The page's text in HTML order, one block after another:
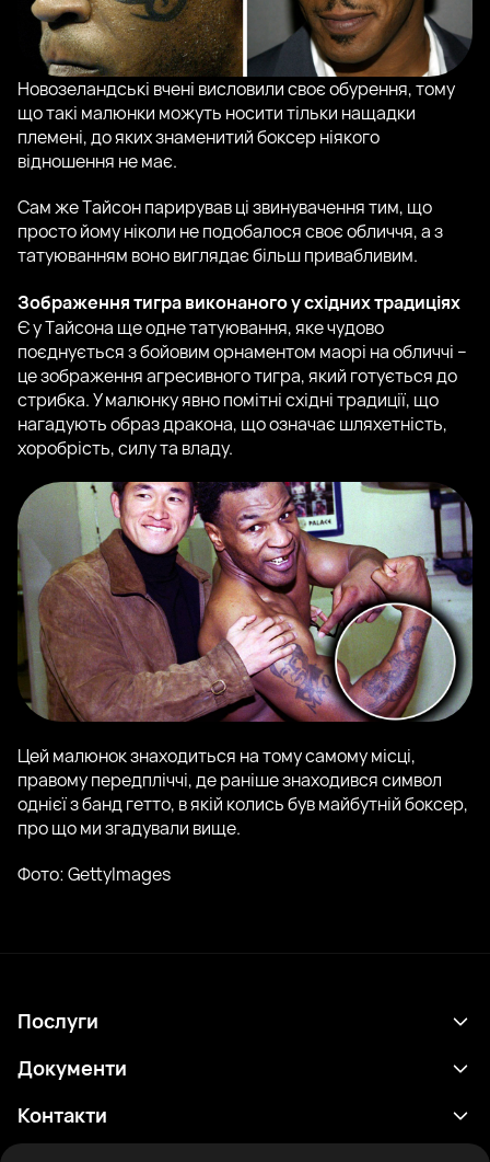
Новозеландські вчені висловили своє обурення, тому
що такі малюнки можуть носити тільки нащадки
племені, до яких знаменитий боксер ніякого
відношення не має.
Сам же Тайсон парирував ці звинувачення тим, що
просто йому ніколи не подобалося своє обличчя, а з
татуюванням воно виглядає більш привабливим.
Зображення тигра виконаного у східних традиціях
Є у Тайсона ще одне татуювання, яке чудово
поєднується з бойовим орнаментом маорі на обличчі –
це зображення агресивного тигра, який готується до
стрибка. У малюнку явно помітні східні традиції, що
нагадують образ дракона, що означає шляхетність,
хоробрість, силу та владу.
Цей малюнок знаходиться на тому самому місці,
правому передпліччі, де раніше знаходився символ
однієї з банд гетто, в якій колись був майбутній боксер,
про що ми згадували вище.
Фото: GettyImages
Послуги
Розклад
Документи
Політика конфіденційності
Умови використання
Контакти